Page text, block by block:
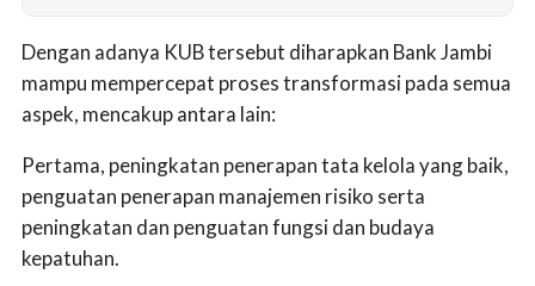
Dengan adanya KUB tersebut diharapkan Bank Jambi
mampu mempercepat proses transformasi pada semua
aspek, mencakup antara lain:
Pertama, peningkatan penerapan tata kelola yang baik,
penguatan penerapan manajemen risiko serta
peningkatan dan penguatan fungsi dan budaya
kepatuhan.